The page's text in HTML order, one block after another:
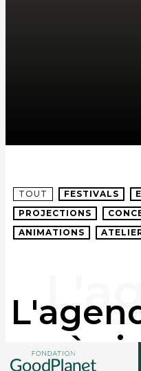
TOUT FESTIVALS
PROJECTIONS
ANIMATIONS
après